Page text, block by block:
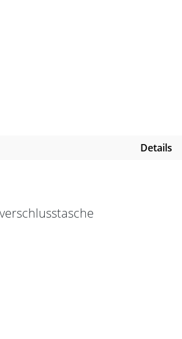
Details